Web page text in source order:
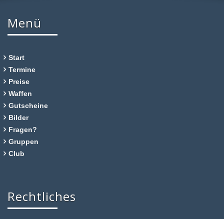
Menü
Start
Termine
Preise
Waffen
Gutscheine
Bilder
Fragen?
Gruppen
Club
Rechtliches